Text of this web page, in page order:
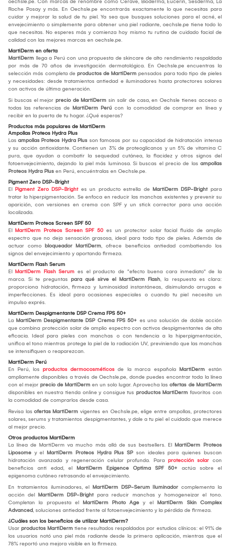
oechsle.pe. Con marcas de renombre como Cerave, Bioderma, Eucerin, Sesderma, La
Roche Posay y más. En Oechsle.pe encontrarás exactamente lo que necesitas para
cuidar y mejorar la salud de tu piel. Ya sea que busques soluciones para el acné, el
envejecimiento o simplemente para obtener una piel radiante, oechsle.pe tiene todo lo
que necesitas. No esperes más y comienza hoy mismo tu rutina de cuidado facial de
calidad con las mejores marcas en oechsle.pe.
MartiDerm en oferta
MartiDerm llega a Perú con una propuesta de skincare de alto rendimiento respaldada
por más de 70 años de investigación dermatológica. En Oechsle.pe encuentras la
selección más completa de productos de MartiDerm pensados para todo tipo de pieles
y necesidades: desde tratamientos antiedad e iluminadores hasta protectores solares
con activos de última generación.
Si buscas el mejor precio de MartiDerm sin salir de casa, en Oechsle tienes acceso a
todas las referencias de MartiDerm Perú con la comodidad de comprar en línea y
recibir en la puerta de tu hogar. ¿Qué esperas?
Productos más populares de MartiDerm
Ampollas Proteos Hydra Plus
Las ampollas Proteos Hydra Plus son famosas por su capacidad de hidratación intensa
y su acción antioxidante. Contienen un 3% de proteoglicanos y un 5% de vitamina C
pura, que ayudan a combatir la sequedad cutánea, la flacidez y otros signos del
fotoenvejecimiento, dejando la piel más luminosa. Si buscas el precio de las ampollas
Proteos Hydra Plus en Perú, encuéntralas en Oechsle.pe.
Pigment Zero DSP-Bright
El Pigment Zero DSP-Brightes un producto estrella de MartiDerm DSP-Brightpara
tratar la hiperpigmentación. Se enfoca en reducir las manchas existentes y prevenir su
aparición, con versiones en crema con SPF y un stick corrector para una acción
localizada.
MartiDerm Proteos Screen SPF 50
El MartiDerm Proteos Screen SPF 50 es un protector solar facial fluido de amplio
espectro que no deja sensación grasosa, ideal para todo tipo de pieles. Además de
actuar como bloqueador MartiDerm, ofrece beneficios antiedad combatiendo los
signos del envejecimiento y aportando firmeza.
MartiDerm Flash Serum
El MartiDerm Flash Serum es el producto de "efecto buena cara inmediato" de la
marca. Si te preguntas para qué sirve el MartiDerm Flash, la respuesta es clara:
proporciona hidratación, firmeza y luminosidad instantáneas, disimulando arrugas e
imperfecciones. Es ideal para ocasiones especiales o cuando tu piel necesita un
impulso exprés.
MartiDerm Despigmentante DSP Crema FPS 50+
La MartiDerm Despigmentante DSP Crema FPS 50+ es una solución de doble acción
que combina protección solar de amplio espectro con activos despigmentantes de alta
eficacia. Ideal para pieles con manchas o con tendencia a la hiperpigmentación,
unifica el tono mientras protege la piel de la radiación UV, previniendo que las manchas
se intensifiquen o reaparezcan.
MartiDerm Perú
En Perú, los productos dermocosméticos de la marca española MartiDerm están
ampliamente disponibles a través de Oechsle.pe, donde puedes encontrar toda la línea
con el mejor precio de MartiDerm en un solo lugar. Aprovecha las ofertas de MartiDerm
disponibles en nuestra tienda online y consigue tus productos MartiDerm favoritos con
la comodidad de comprarlos desde casa.
Revisa las ofertas MartiDerm vigentes en Oechsle.pe, elige entre ampollas, protectores
solares, serums y tratamientos despigmentantes, y dale a tu piel el cuidado que merece
al mejor precio.
Otros productos MartiDerm
La línea de MartiDerm va mucho más allá de sus bestsellers. El MartiDerm Proteos
Liposome y el MartiDerm Proteos Hydra Plus SPson ideales para quienes buscan
hidratación avanzada y regeneración celular profunda. Para protección solar con
beneficios anti edad, el MartiDerm Epigence Optima SPF 50+ actúa sobre el
epigenoma cutáneo retrasando el envejecimiento.
En tratamientos iluminadores, el MartiDerm DSP-Serum Iluminador complementa la
acción del MartiDerm DSP-Brightpara reducir manchas y homogeneizar el tono.
Completan la propuesta el MartiDerm Photo Age y el MartiDerm Skin Complex
Advanced, soluciones antiedad frente al fotoenvejecimiento y la pérdida de firmeza.
¿Cuáles son los beneficios de utilizar MartiDerm?
Usar productos MartiDerm tiene resultados respaldados por estudios clínicos: el 91% de
los usuarios notó una piel más radiante desde la primera aplicación, mientras que el
78% reportó una mejora visible en la firmeza.